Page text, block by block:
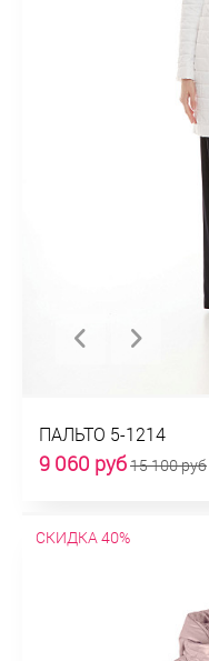
ПАЛЬТО 5-1214
9 060 руб15 100 руб
СКИДКА 40%